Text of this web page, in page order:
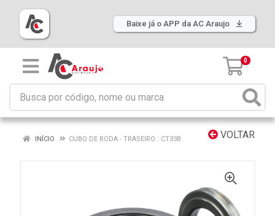
Baixe já o APP da AC Araujo
0
VOLTAR
INÍCIO CUBO DE RODA - TRASEIRO : CT33B